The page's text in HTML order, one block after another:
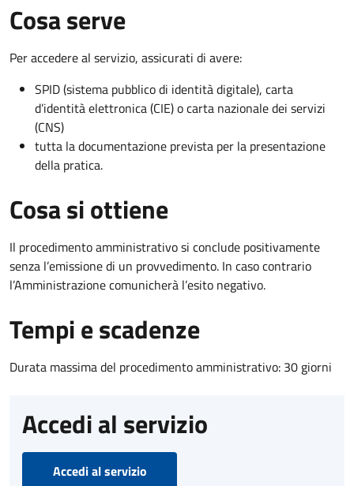
Cosa serve
Per accedere al servizio, assicurati di avere:
SPID (sistema pubblico di identità digitale), carta
d’identità elettronica (CIE) o carta nazionale dei servizi
(CNS)
tutta la documentazione prevista per la presentazione
della pratica.
Cosa si ottiene
Il procedimento amministrativo si conclude positivamente
senza l’emissione di un provvedimento. In caso contrario
l’Amministrazione comunicherà l’esito negativo.
Tempi e scadenze
Durata massima del procedimento amministrativo: 30 giorni
Accedi al servizio
Accedi al servizio